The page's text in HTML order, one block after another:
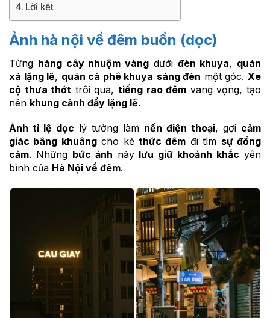
Lời kết
Ảnh hà nội về đêm buồn (dọc)
Từng hàng cây nhuộm vàng dưới đèn khuya, quán
xá lặng lẽ, quán cà phê khuya sáng đèn một góc.Xe
cộ thưa thớt trôi qua,tiếng rao đêm vang vọng, tạo
nên khung cảnh đầy lặng lẽ.
Ảnh tỉ lệ dọc lý tưởng làm nền điện thoại, gợi cảm
giác bâng khuângcho kẻthức đêm đi tìm sự đồng
cảm. Những bức ảnh này lưu giữ khoảnh khắc yên
bình của Hà Nội về đêm.